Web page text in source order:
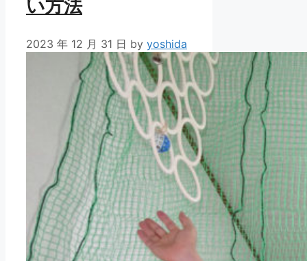
い方法
2023 年 12 月 31 日 by yoshida